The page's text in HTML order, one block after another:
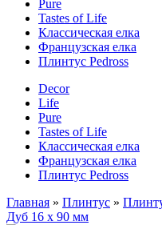
Pure
Tastes of Life
Классическая елка
Французская елка
Плинтус Pedross
Decor
Life
Pure
Tastes of Life
Классическая елка
Французская елка
Плинтус Pedross
Главная » Плинтус »
Дуб 16 х 90 мм